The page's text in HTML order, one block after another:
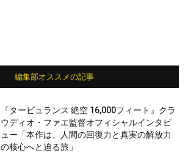
編集部オススメの記事
『タービュランス 絶空 16,000フィート』クラ
ウディオ・ファエ監督オフィシャルインタビ
ュー「本作は、人間の回復力と真実の解放力
の核心へと迫る旅」